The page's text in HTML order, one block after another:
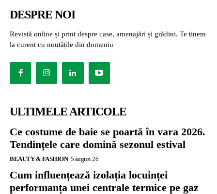
DESPRE NOI
Revistă online și print despre case, amenajări și grădini. Te ținem
la curent cu noutățile din domeniu
ULTIMELE ARTICOLE
Ce costume de baie se poartă în vara 2026.
Tendințele care domină sezonul estival
BEAUTY & FASHION 5 august 26
Cum influențează izolația locuinței
performanța unei centrale termice pe gaz